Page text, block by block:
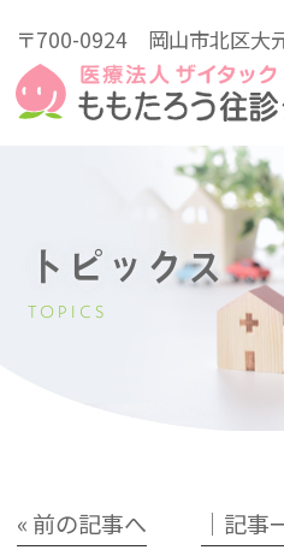
〒700-0924 岡山市北区大
トピックス
TOPICS
« 前の記事へ │記事